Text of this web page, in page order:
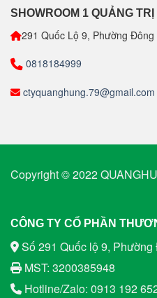
SHOWROOM 1 QUẢNG TRỊ
291 Quốc Lộ 9, Phường Đông
0818184999
ctyquanghung.79@gmail.com
Copyright © 2022
CÔNG TY CỔ PHẦN
Số 291 Quốc lộ 9,
MST: 3200385948
Hotline/Zalo: 0913 192